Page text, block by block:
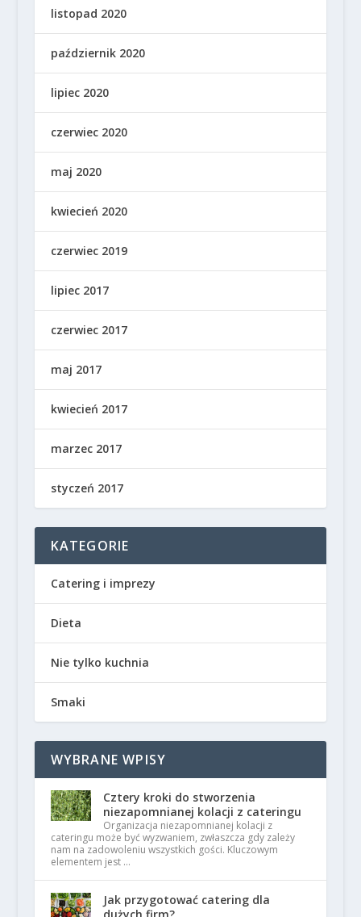
listopad 2020
październik 2020
lipiec 2020
czerwiec 2020
maj 2020
kwiecień 2020
czerwiec 2019
lipiec 2017
czerwiec 2017
maj 2017
kwiecień 2017
marzec 2017
styczeń 2017
KATEGORIE
Catering i imprezy
Dieta
Nie tylko kuchnia
Smaki
WYBRANE WPISY
Cztery kroki do stworzenia
niezapomnianej kolacji z cateringu
Organizacja niezapomnianej kolacji z
cateringu może być wyzwaniem, zwłaszcza gdy zależy
nam na zadowoleniu wszystkich gości. Kluczowym
elementem jest …
Jak przygotować catering dla